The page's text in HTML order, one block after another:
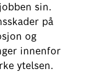
sin.
på
og
innenfor
ytelsen.